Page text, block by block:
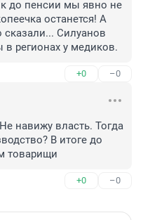
до пенсии мы явно не
останется! А
Силуанов
в регионах у медиков.
+0 –0
навижу власть. Тогда
В итоге до
товарищи
+0 –0